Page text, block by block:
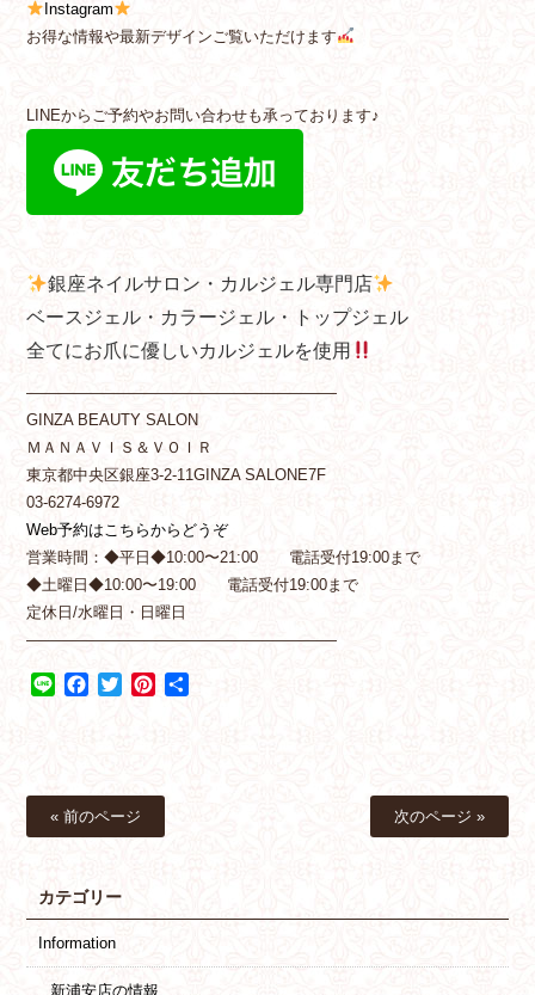
Instagram
お得な情報や最新デザインご覧いただけます
LINEからご予約やお問い合わせも承っております♪
銀座ネイルサロン・カルジェル専門店
ベースジェル・カラージェル・トップジェル
全てにお爪に優しいカルジェルを使用
————————————————————
GINZA BEAUTY SALON
ＭＡＮＡＶＩＳ＆ＶＯＩＲ
東京都中央区銀座3-2-11GINZA SALONE7F
03-6274-6972
Web予約はこちらからどうぞ
営業時間：◆平日◆10:00〜21:00 電話受付19:00まで
◆土曜日◆10:00〜19:00 電話受付19:00まで
定休日/水曜日・日曜日
————————————————————
Line Facebook
TwitterPinterest
« 前のページ 次のページ »
カテゴリー
Information
新浦安店の情報